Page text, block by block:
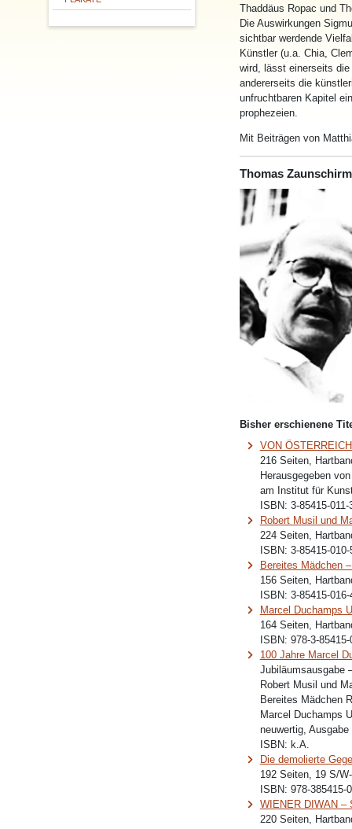
Thaddäus Ropac und
Die Auswirkungen
sichtbar werdende
Künstler (u.a. Chia,
wird, lässt einerseits
andererseits die
unfruchtbaren Kapitel
prophezeien.
Mit Beiträgen von
Thomas Zaunschirm
Bisher erschienene
VON
216 Seiten,
Herausgegeben
am Institut für
ISBN: 3-85415-011-
Robert Musil und
224 Seiten,
ISBN: 3-85415-010-
Bereites Mädchen
156 Seiten,
ISBN: 3-85415-016-
Marcel Duchamps
164 Seiten,
ISBN: 978-3-85415-
100 Jahre Marcel
Jubiläumsausgabe
Robert Musil und
Bereites Mädchen
Marcel Duchamps
neuwertig,
ISBN: k.A.
Die demolierte
192 Seiten, 19 S/
ISBN: 978-385415-
WIENER DIWAN –
220 Seiten,